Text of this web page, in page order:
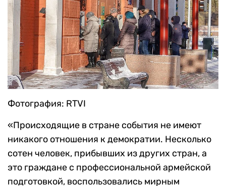
Фотография: RTVI
«Происходящие в стране события не имеют
никакого отношения к демократии. Несколько
сотен человек, прибывших из других стран, а
это граждане с профессиональной армейской
подготовкой, воспользовались мирным